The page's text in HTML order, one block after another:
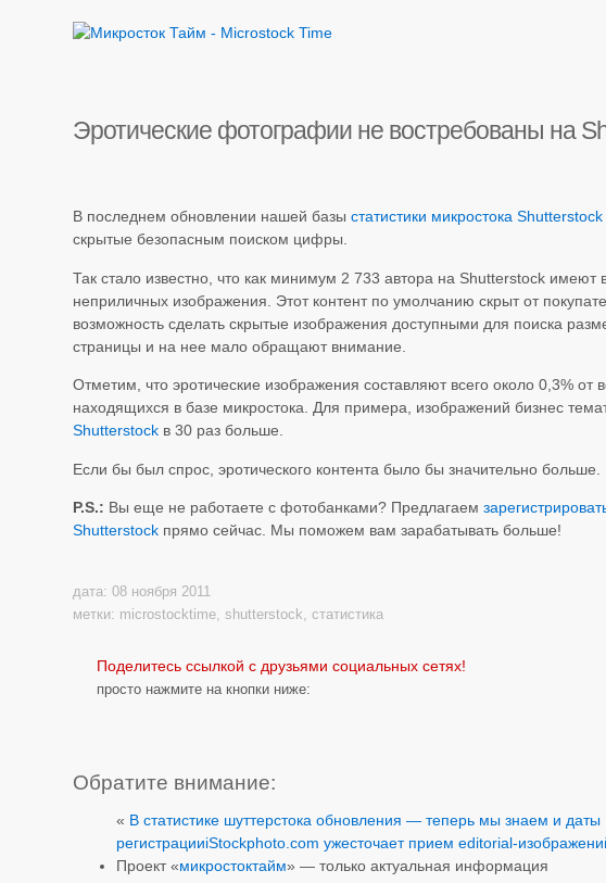
Эротические фотографии не востребованы на
В последнем обновлении нашей базыстатистики микростока Shutterstock
скрытые безопасным поиском цифры.
Так стало известно, что как минимум 2 733 автора на Shutterstock имеют
неприличных изображения. Этот контент по умолчанию скрыт от
возможность сделать скрытые изображения доступными для поиска
страницы и на нее мало обращают внимание.
Отметим, что эротические изображения составляют всего около 0,3% от
находящихся в базе микростока. Для примера, изображений бизнес
Shutterstock в 30 раз больше.
Если бы был спрос, эротического контента было бы значительно больше.
P.S.: Вы еще не работаете с фотобанками? Предлагаем
Shutterstock прямо сейчас. Мы поможем вам зарабатывать больше!
дата: 08 ноября 2011
метки: microstocktime,shutterstock,статистика
Поделитесь ссылкой с друзьями социальных сетях!
просто нажмите на кнопки ниже:
Обратите внимание:
« В статистике шуттерстока обновления — теперь мы знаем и даты
регистрацииiStockphoto.com ужесточает прием editorial-
Проект «микростоктайм» — только актуальная информация